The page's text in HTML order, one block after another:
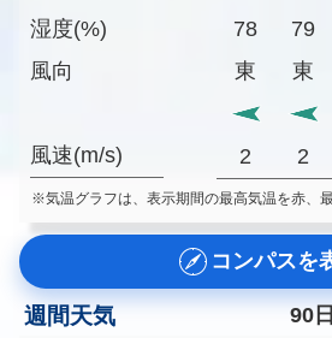
湿度(%)
風向
風速(m/s)
78
79
東
東
2 2
※気温グラフは、表示期間の最高気温を赤、
コンパスを
週間天気
90